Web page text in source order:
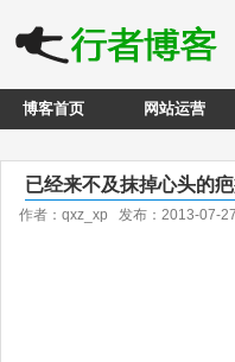
博客首页 网站运营
已经来不及抹掉心头的
作者：qxz_xp 发布：2013-07-